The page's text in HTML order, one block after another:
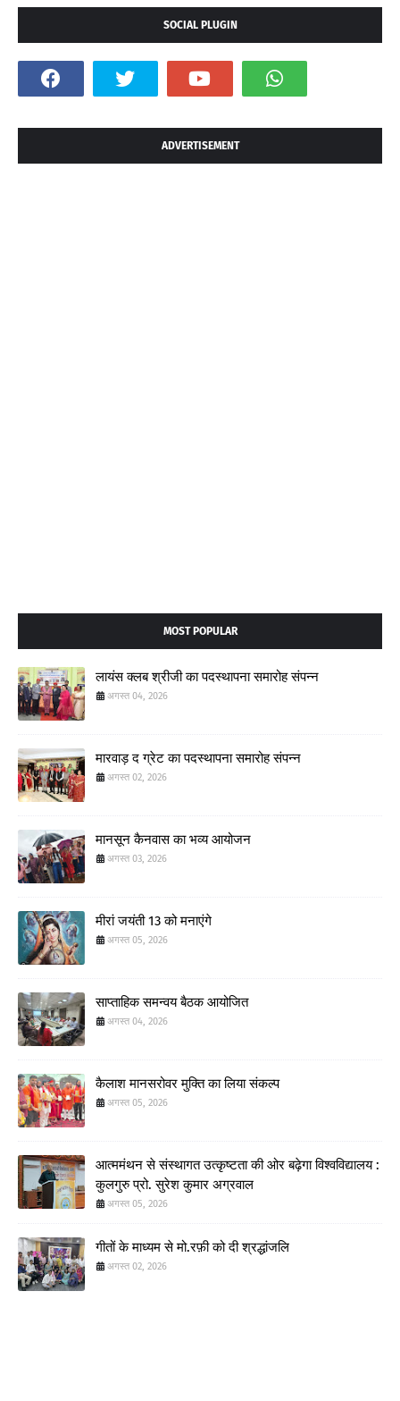
SOCIAL PLUGIN
ADVERTISEMENT
MOST POPULAR
लायंस क्लब श्रीजी का पदस्थापना समारोह संपन्न
अगस्त 04, 2026
मारवाड़ द ग्रेट का पदस्थापना समारोह संपन्न
अगस्त 02, 2026
मानसून कैनवास का भव्य आयोजन
अगस्त 03, 2026
मीरां जयंती 13 को मनाएंगे
अगस्त 05, 2026
साप्ताहिक समन्वय बैठक आयोजित
अगस्त 04, 2026
कैलाश मानसरोवर मुक्ति का लिया संकल्प
अगस्त 05, 2026
आत्ममंथन से संस्थागत उत्कृष्टता की ओर बढ़ेगा विश्वविद्यालय :
कुलगुरु प्रो. सुरेश कुमार अग्रवाल
अगस्त 05, 2026
गीतों के माध्यम से मो.रफ़ी को दी श्रद्धांजलि
अगस्त 02, 2026